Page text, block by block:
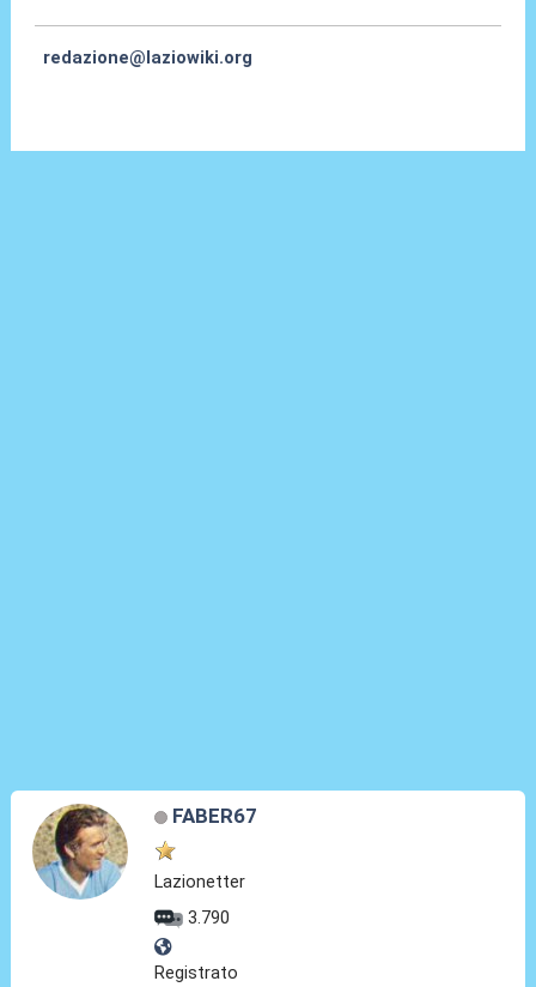
redazione@laziowiki.org
FABER67
Lazionetter
3.790
Registrato